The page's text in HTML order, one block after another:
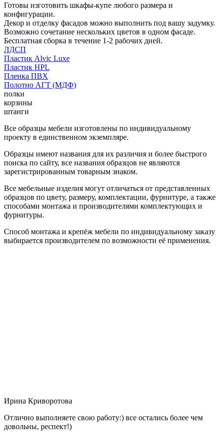
Готовы изготовить шкафы-купе любого размера и
конфигурации.
Декор и отделку фасадов можно выполнить под вашу задумку.
Возможно сочетание нескольких цветов в одном фасаде.
Бесплатная сборка в течение 1-2 рабочих дней.
ЛДСП
Пластик Alvic Luxe
Пластик HPL
Пленка ПВХ
Полотно АГТ (МДФ)
полки
корзины
штанги
Все образцы мебели изготовлены по индивидуальному
проекту в единственном экземпляре.
Образцы имеют названия для их различия и более быстрого
поиска по сайту, все названия образцов не являются
зарегистрированным товарным знаком.
Все мебельные изделия могут отличаться от представленных
образцов по цвету, размеру, комплектации, фурнитуре, а также
способами монтажа и производителями комплектующих и
фурнитуры.
Способ монтажа и крепёж мебели по индивидуальному заказу
выбирается производителем по возможности её применения.
Ирина Криворотова
Отлично выполняете свою работу:) все остались более чем
довольны, респект!)